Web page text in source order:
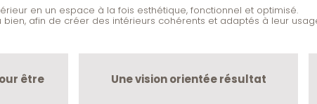
en un espace à la fois esthétique, fonctionnel et optimisé.
afin de créer des intérieurs cohérents et adaptés à leur
être
Une vision orientée résultat